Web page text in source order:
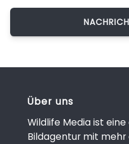
Über uns
Wildlife Media ist
Bildagentur mit mehr